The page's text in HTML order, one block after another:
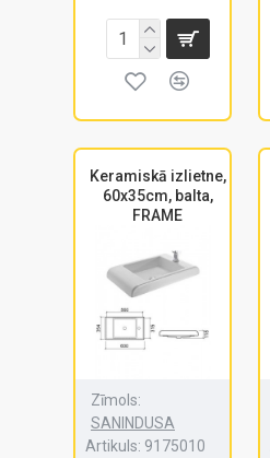
Keramiskā izlietne,
60x35cm, balta,
FRAME
Zīmols:
SANINDUSA
Artikuls: 9175010